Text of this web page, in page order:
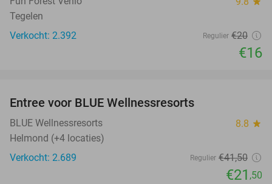
Tegelen
Verkocht: 2.392
Regulier €20
€16
Entree voor BLUE Wellnessresorts
BLUE Wellnessresorts 8.8 star
Helmond (+4 locaties)
Verkocht: 2.689
Regulier €41,50
€21 ,50